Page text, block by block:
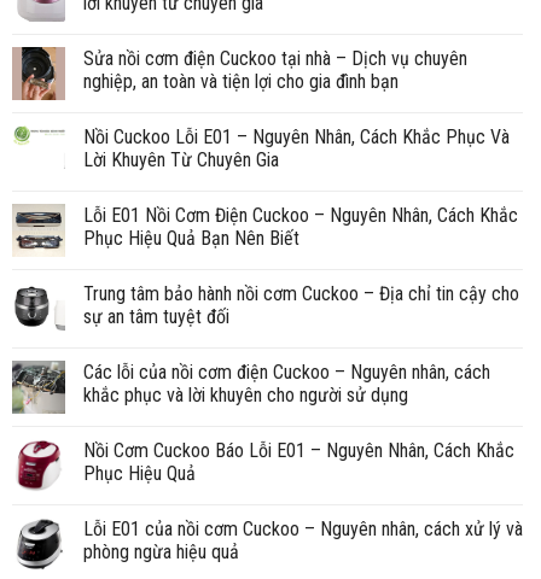
Sửa nồi cơm điện Cuckoo tại nhà – Dịch vụ chuyên
nghiệp, an toàn và tiện lợi cho gia đình bạn
Nồi Cuckoo Lỗi E01 – Nguyên Nhân, Cách Khắc Phục Và
Lời Khuyên Từ Chuyên Gia
Lỗi E01 Nồi Cơm Điện Cuckoo – Nguyên Nhân, Cách Khắc
Phục Hiệu Quả Bạn Nên Biết
Trung tâm bảo hành nồi cơm Cuckoo – Địa chỉ tin cậy cho
sự an tâm tuyệt đối
Các lỗi của nồi cơm điện Cuckoo – Nguyên nhân, cách
khắc phục và lời khuyên cho người sử dụng
Nồi Cơm Cuckoo Báo Lỗi E01 – Nguyên Nhân, Cách Khắc
Phục Hiệu Quả
Lỗi E01 của nồi cơm Cuckoo – Nguyên nhân, cách xử lý và
phòng ngừa hiệu quả